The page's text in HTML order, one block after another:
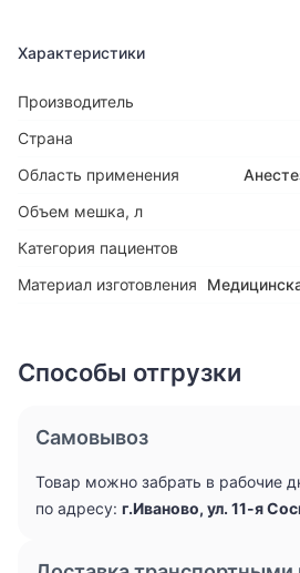
Характеристики
Производитель
Страна
Область применения
Объем мешка, л
Категория пациентов
Материал изготовления
Способы отгрузки
Самовывоз
Товар можно забрать в рабочие
по адресу: г.Иваново, ул. 11-я